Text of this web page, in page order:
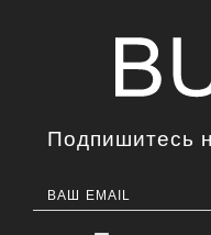
Подпишитесь